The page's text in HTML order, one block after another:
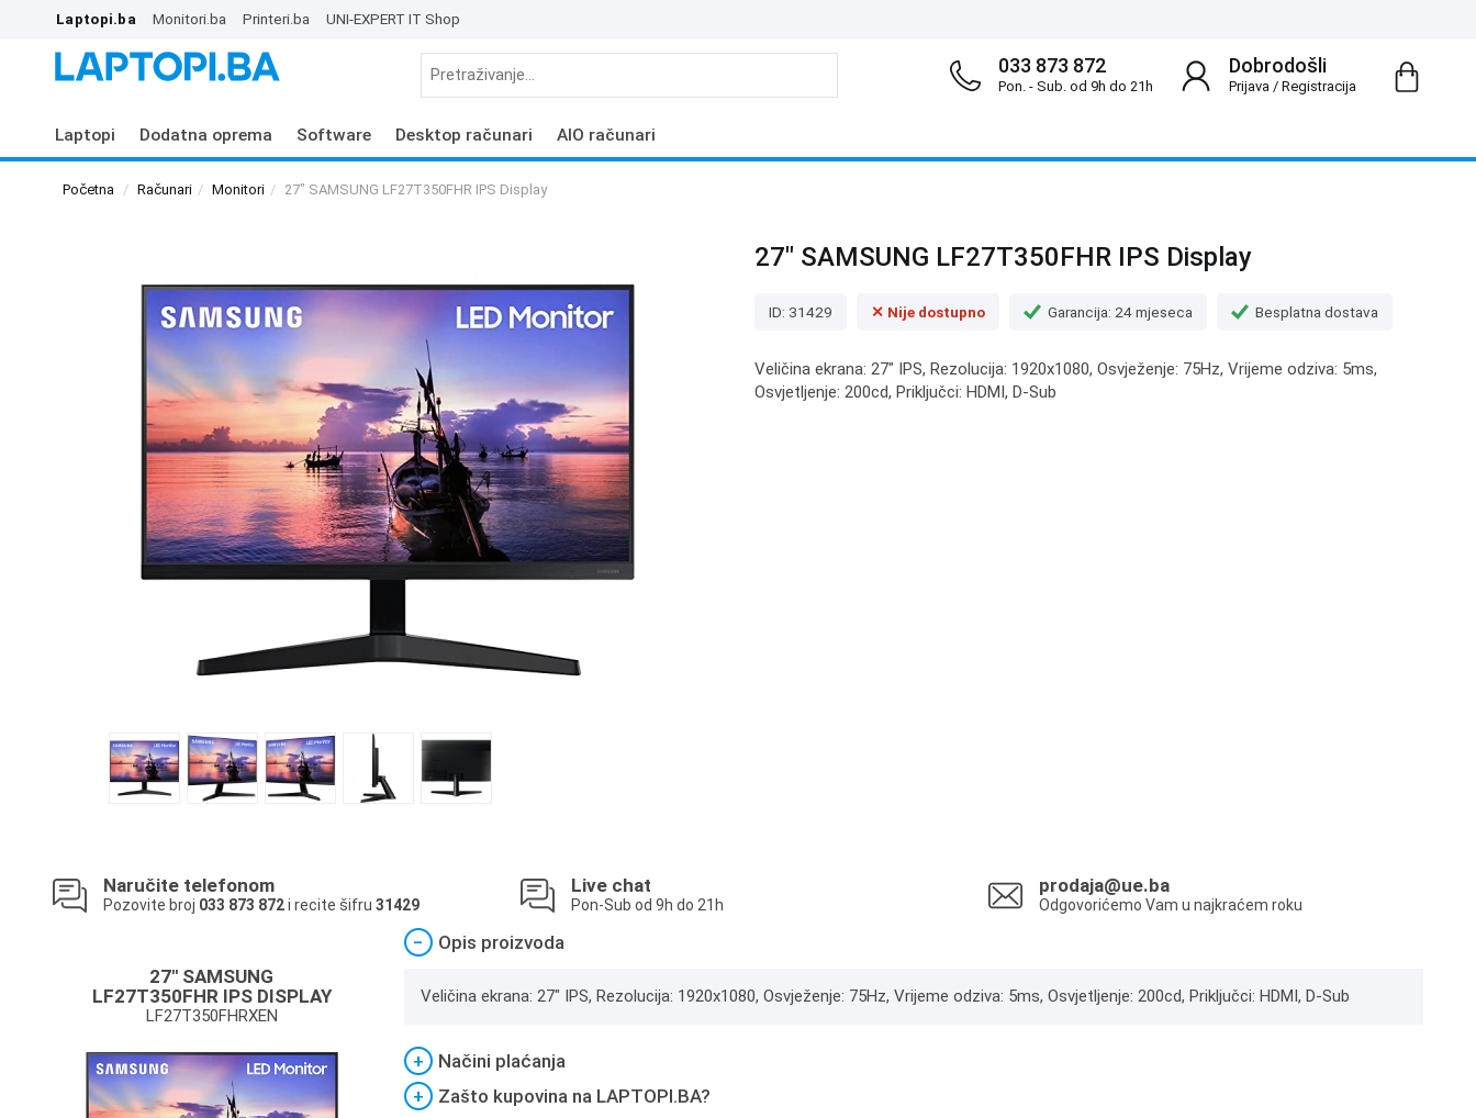
Laptopi.ba Monitori.ba Printeri.ba UNI-EXPERT IT Shop
Dobrodošli
Prijava/ Registracija
033 873 872
Pon. - Sub. od 9h do 21h
Laptopi Dodatna oprema Software Desktop računari AIO računari
Početna Računari Monitori 27" SAMSUNG LF27T350FHR IPS Display
27" SAMSUNG LF27T350FHR IPS Display
ID: 31429 ✕ Nije dostupno Garancija: 24 mjeseca Besplatna dostava
Veličina ekrana: 27" IPS, Rezolucija: 1920x1080, Osvježenje: 75Hz, Vrijeme odziva: 5ms,
Osvjetljenje: 200cd, Priključci: HDMI, D-Sub
Naručite telefonom
Pozovite broj 033 873 872i recite šifru 31429
Live chat
Pon-Sub od 9h do 21h
prodaja@ue.ba
Odgovorićemo Vam u najkraćem roku
27" SAMSUNG
LF27T350FHR IPS DISPLAY
LF27T350FHRXEN
− Opis proizvoda
Veličina ekrana: 27" IPS, Rezolucija: 1920x1080, Osvježenje: 75Hz, Vrijeme odziva: 5ms, Osvjetljenje: 200cd, Priključci: HDMI, D-Sub
+
Načini plaćanja
+
Zašto kupovina na LAPTOPI.BA?